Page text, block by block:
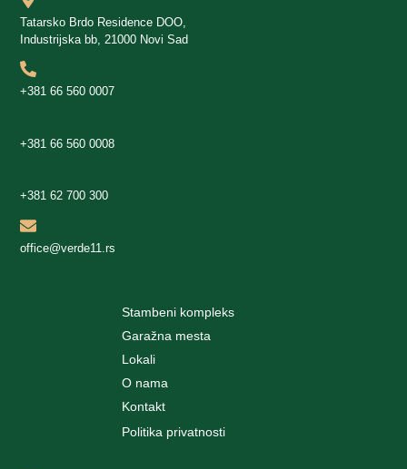
Tatarsko Brdo Residence DOO,
Industrijska bb, 21000 Novi Sad
+381 66 560 0007
+381 66 560 0008
+381 62 700 300
office@verde11.rs
Stambeni kompleks
Garažna mesta
Lokali
O nama
Kontakt
Politika privatnosti